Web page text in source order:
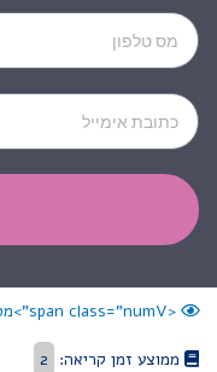
<span class="numV">מס' צפיות בפוסט:</span>
ממוצע זמן קריאה: 2
Phone
Email